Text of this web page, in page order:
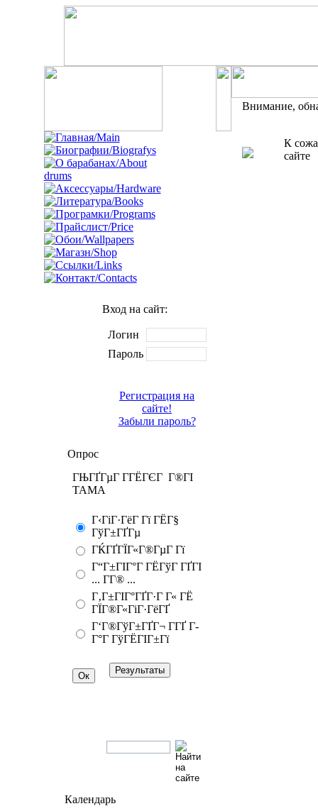
Вход на сайт:
Логин
Пароль
Регистрация на
сайте!
Забыли пароль?
Опрос
ГЊГҐГµГ Г­ГЁГЄГ Г®ГІ
TAMA
Г‹ГіГ·ГёГ Гї ГЁГ§
ГўГ±ГҐГµ
ГЌГҐГЇГ«Г®ГµГ Гї
Г“Г±ГІГ°Г ГЁГўГ ГҐГІ
... Г­Г® ...
Г‚Г±ГІГ°ГҐГ·Г Г« ГЁ
ГЇГ®Г«ГіГ·ГёГҐ
Г‘Г®ГўГ±ГҐГ¬ Г­ГҐ Г­
Г°Г ГўГЁГІГ±Гї
Календарь
Внимание,
К
сайте